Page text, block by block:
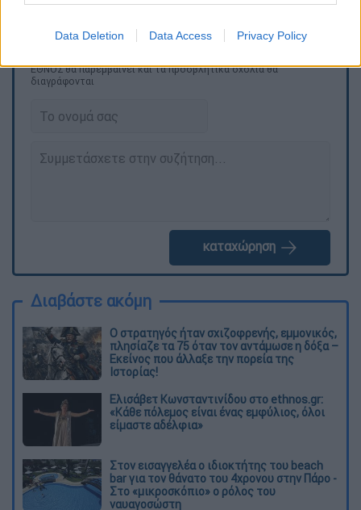
Data Deletion Data Access Privacy Policy
ΕΘΝΟΣ θα παρεμβαίνει και τα προσβλητικά σχόλια θα
διαγράφονται
καταχώρηση
Διαβάστε ακόμη
O στρατηγός ήταν σχιζοφρενής, εμμονικός,
πλησίαζε τα 75 όταν τον αντάμωσε η δόξα –
Εκείνος που άλλαξε την πορεία της
Ιστορίας!
Ελισάβετ Κωνσταντινίδου στο ethnos.gr:
«Κάθε πόλεμος είναι ένας εμφύλιος, όλοι
είμαστε αδέλφια»
Στον εισαγγελέα ο ιδιοκτήτης του beach
bar για τον θάνατο του 4χρονου στην Πάρο -
Στο «μικροσκόπιο» ο ρόλος του
ναυαγοσώστη